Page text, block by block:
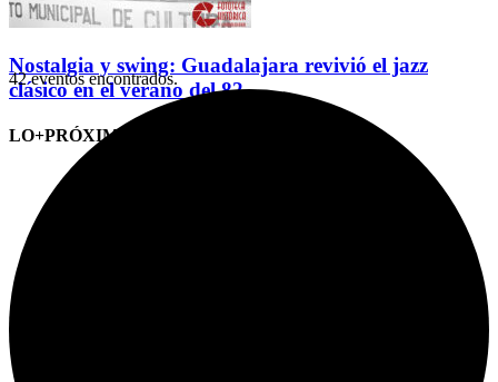
Nostalgia y swing: Guadalajara revivió el jazz
clásico en el verano del 82
LO+PRÓXIMO (CITAS)
42 eventos encontrados.